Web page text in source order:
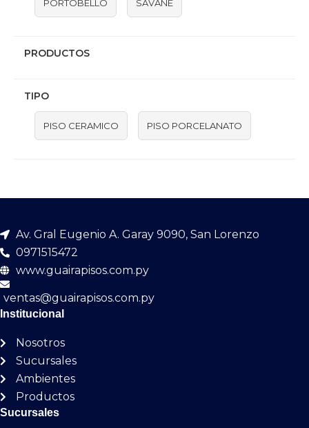
PORTOBELLO SAVANE
PRODUCTOS
TIPO
PISO CERAMICO PISO PORCELANATO
Av. Gral Eugenio A. Garay 9090, San Lorenzo
0971515472
www.guairapisos.com.py
ventas@guairapisos.com.py
Institucional
Nosotros
Sucursales
Ambientes
Productos
Sucursales